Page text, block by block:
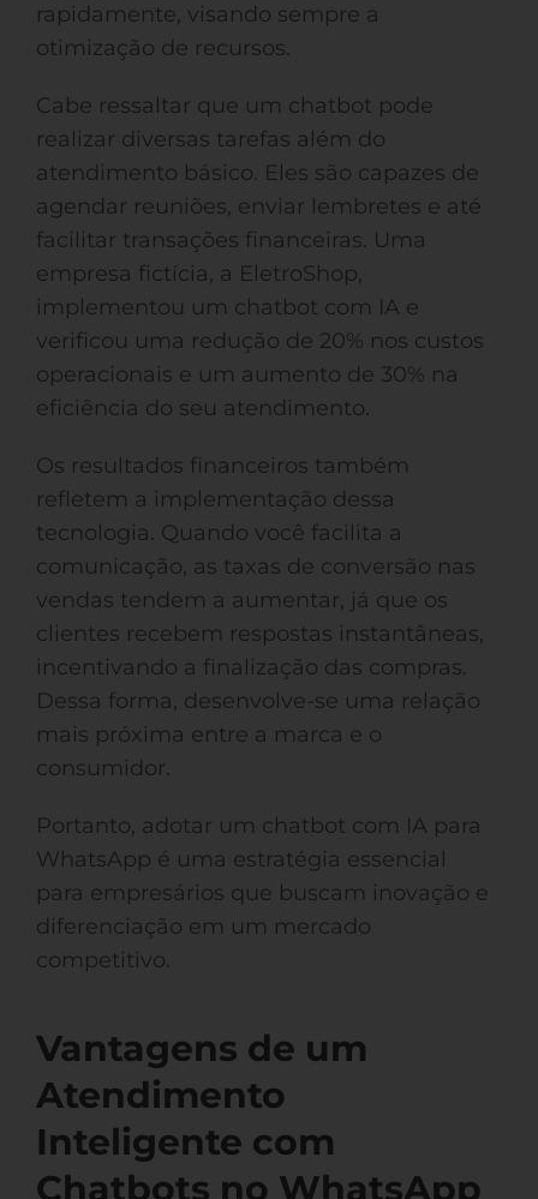
rapidamente, visando sempre a
otimização de recursos.
Cabe ressaltar que um chatbot pode
realizar diversas tarefas além do
atendimento básico. Eles são capazes de
agendar reuniões, enviar lembretes e até
facilitar transações financeiras. Uma
empresa fictícia, a EletroShop,
implementou um chatbot com IA e
verificou uma redução de 20% nos custos
operacionais e um aumento de 30% na
eficiência do seu atendimento.
Os resultados financeiros também
refletem a implementação dessa
tecnologia. Quando você facilita a
comunicação, as taxas de conversão nas
vendas tendem a aumentar, já que os
clientes recebem respostas instantâneas,
incentivando a finalização das compras.
Dessa forma, desenvolve-se uma relação
mais próxima entre a marca e o
consumidor.
Portanto, adotar um chatbot com IA para
WhatsApp é uma estratégia essencial
para empresários que buscam inovação e
diferenciação em um mercado
competitivo.
Vantagens de um
Atendimento
Inteligente com
Chatbots no WhatsApp